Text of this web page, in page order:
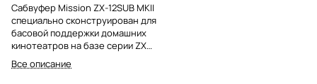
Сабвуфер Mission ZX-12SUB MKII
специально сконструирован для
басовой поддержки домашних
кинотеатров на базе серии ZX
или для расширения диапазона
низких частот в стерео
Все описание